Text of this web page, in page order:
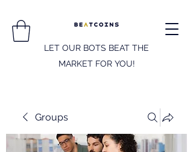
LET OUR BOTS BEAT THE
MARKET FOR YOU!
Groups